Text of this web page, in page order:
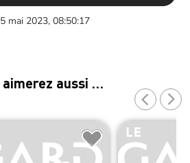
mai 2023, 08:50:17
aimerez aussi …